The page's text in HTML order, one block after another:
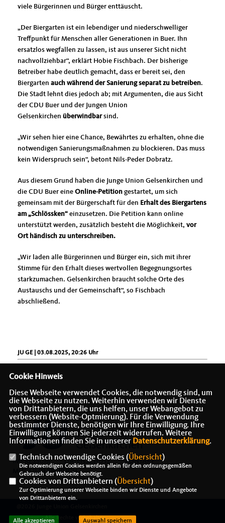
viele Bürgerinnen und Bürger enttäuscht.
Der Biergarten ist ein lebendiger und niederschwelliger
Treffpunkt für Menschen aller Generationen in Buer. Ihn
ersatzlos wegfallen zu lassen, ist aus unserer Sicht nicht
nachvollziehbar“, erklärt Hobie Fischbach. Der bisherige
Betreiber habe deutlich gemacht, dass er bereit sei, den
Biergarten auch während der Sanierung separat zu betreiben.
Die Stadt lehnt dies jedoch ab; mit Argumenten, die aus Sicht
der CDU Buer und der Jungen Union
Gelsenkirchen überwindbarsind.
Wir sehen hier eine Chance, Bewährtes zu erhalten, ohne die
notwendigen Sanierungsmaßnahmen zu blockieren. Das muss
kein Widerspruch sein“, betont Nils-Peder Dobratz.
Aus diesem Grund haben die Junge Union Gelsenkirchen und
die CDU Buer eine Online-Petition gestartet, um sich
gemeinsam mit der Bürgerschaft für den Erhalt des Biergartens
am
Schlössken“ einzusetzen. Die Petition kann online
unterstützt werden, zusätzlich besteht die Möglichkeit, vor
Ort händisch zu unterschreiben.
Wir laden alle Bürgerinnen und Bürger ein, sich mit ihrer
Stimme für den Erhalt dieses wertvollen Begegnungsortes
starkzumachen. Gelsenkirchen braucht solche Orte des
Austauschs und der Gemeinschaft“, so Fischbach
abschließend.
JU GE | 03.08.2025, 20:26 Uhr
IMPRESSUM DATENSCHUTZ
KONTAKT
MITGLIEDERBEREICH
Alle Rechte vorbehalten.
Cookie Hinweis
Diese Webseite verwendet Cookies, die notwendig sind, um
die Webseite zu nutzen. Weiterhin verwenden wir Dienste
von Drittanbietern, die uns helfen, unser Webangebot zu
verbessern (Website-Optmierung). Für die Verwendung
bestimmter Dienste, benötigen wir Ihre Einwilligung. Ihre
Einwilligung können Sie jederzeit widerrufen. Weitere
Informationen finden Sie in unserer Datenschutzerklärung.
Technisch notwendige Cookies (Übersicht)
Die notwendigen Cookies werden allein für den ordnungsgemäßen
Gebrauch der Webseite benötigt.
Cookies von Drittanbietern (Übersicht)
Zur Optimierung unserer Webseite binden wir Dienste und Angebote
von Drittanbietern ein.
Alle akzeptieren Auswahl speichern